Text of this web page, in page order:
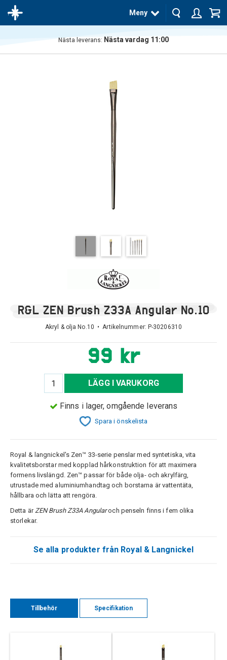
Meny
Nästa leverans: Nästa vardag 11:00
R&L ZEN Brush Z33A Angular No.10
Akryl & olja No.10 • Artikelnummer: P-30206310
99 kr
LÄGG I VARUKORG
Finns i lager, omgående leverans
Spara i önskelista
Royal & langnickel's Zen™ 33-serie penslar med syntetiska, vita
kvalitetsborstar med kopplad hårkonstruktion för att maximera
formens livslängd. Zen™ passar för både olja- och akrylfärg,
utrustade med aluminiumhandtag och borstarna är vattentäta,
hållbara och lätta att rengöra.
Detta ärZEN Brush Z33A Angularoch penseln finns i fem olika
storlekar.
Se alla produkter från Royal & Langnickel
Tillbehör Specifikation